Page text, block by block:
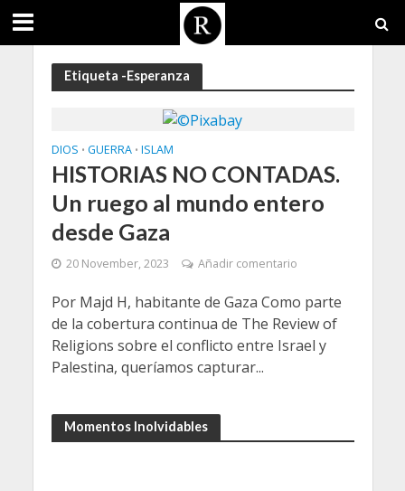
Etiqueta -Esperanza
DIOS • GUERRA • ISLAM
HISTORIAS NO CONTADAS.
Un ruego al mundo entero
desde Gaza
20 November, 2023 Añadir comentario
Por Majd H, habitante de Gaza Como parte
de la cobertura continua de The Review of
Religions sobre el conflicto entre Israel y
Palestina, queríamos capturar...
Momentos Inolvidables